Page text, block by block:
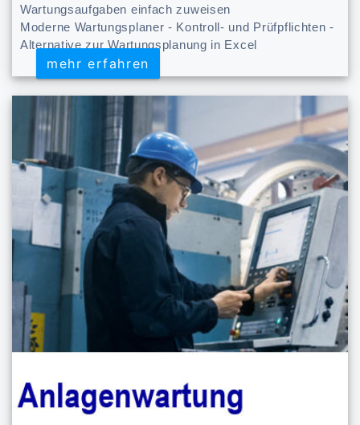
Wartungsaufgaben einfach zuweisen
Moderne Wartungsplaner - Kontroll- und Prüfpflichten -
Alternative zur Wartungsplanung in Excel
mehr erfahren
mehr erfahren